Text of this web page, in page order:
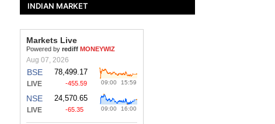
INDIAN MARKET